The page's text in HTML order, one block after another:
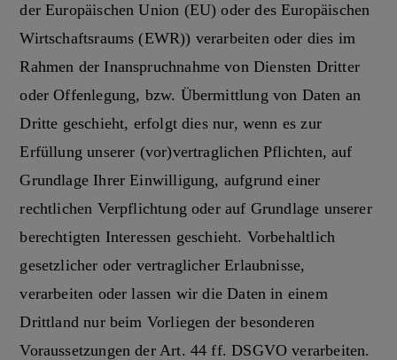
der Europäischen Union (EU) oder des Europäischen
Wirtschaftsraums (EWR)) verarbeiten oder dies im
Rahmen der Inanspruchnahme von Diensten Dritter
oder Offenlegung, bzw. Übermittlung von Daten an
Dritte geschieht, erfolgt dies nur, wenn es zur
Erfüllung unserer (vor)vertraglichen Pflichten, auf
Grundlage Ihrer Einwilligung, aufgrund einer
rechtlichen Verpflichtung oder auf Grundlage unserer
berechtigten Interessen geschieht. Vorbehaltlich
gesetzlicher oder vertraglicher Erlaubnisse,
verarbeiten oder lassen wir die Daten in einem
Drittland nur beim Vorliegen der besonderen
Voraussetzungen der Art. 44 ff. DSGVO verarbeiten.